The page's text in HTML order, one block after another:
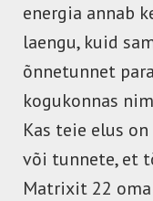
energia annab
laengu, kuid
õnnetunnet
kogukonnas
Kas teie elus
või tunnete, et
Matrixit 22